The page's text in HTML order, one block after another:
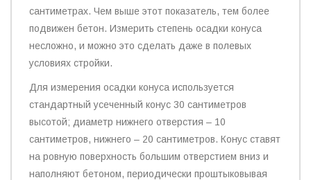
сантиметрах. Чем выше этот показатель, тем более
подвижен бетон. Измерить степень осадки конуса
несложно, и можно это сделать даже в полевых
условиях стройки.
Для измерения осадки конуса используется
стандартный усеченный конус 30 сантиметров
высотой; диаметр нижнего отверстия – 10
сантиметров, нижнего – 20 сантиметров. Конус ставят
на ровную поверхность большим отверстием вниз и
наполняют бетоном, периодически проштыковывая